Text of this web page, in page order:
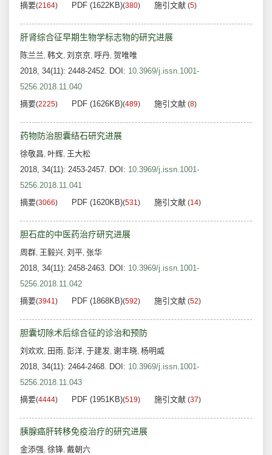
摘要(2164) PDF (1622KB)(380) 施引文献 (5)
肝肾综合征早期生物学标志物的研究进展
陈兰兰, 韩文, 刘京京, 呼丹, 贺唯唯
2018, 34(11): 2448-2452. DOI: 10.3969/j.issn.1001-
5256.2018.11.040
摘要(2225) PDF (1626KB)(489) 施引文献 (8)
药物防治胆囊结石研究进展
徐敬昌, 叶辉, 王大松
2018, 34(11): 2453-2457. DOI: 10.3969/j.issn.1001-
5256.2018.11.041
摘要(3066) PDF (1620KB)(531) 施引文献 (14)
胆石症的中医药治疗研究进展
周群, 王毅兴, 刘平, 张华
2018, 34(11): 2458-2463. DOI: 10.3969/j.issn.1001-
5256.2018.11.042
摘要(3941) PDF (1868KB)(592) 施引文献 (52)
胆囊切除术后综合征的诊治和预防
刘欢欢, 田雨, 彭洋, 于建发, 谢丰晓, 杨明威
2018, 34(11): 2464-2468. DOI: 10.3969/j.issn.1001-
5256.2018.11.043
摘要(4444) PDF (1951KB)(519) 施引文献 (37)
胰腺癌肝转移免疫治疗的研究进展
金添强, 徐锋, 戴朝六